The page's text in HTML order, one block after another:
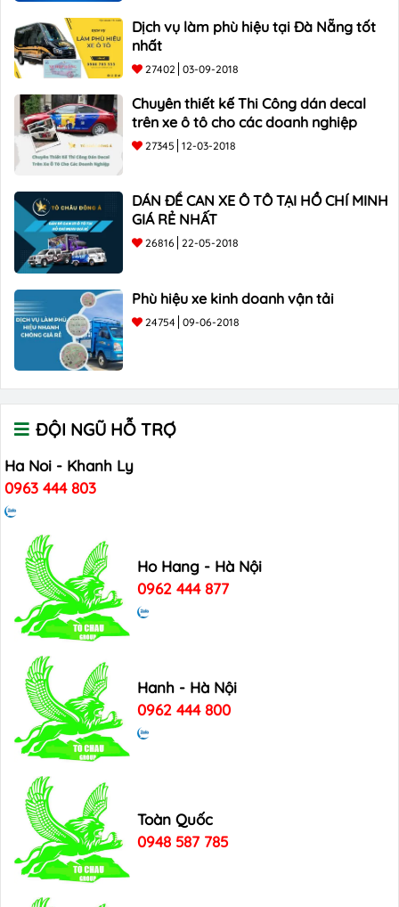
Dịch vụ làm phù hiệu tại Đà Nẵng tốt
nhất
27402 03-09-2018
Chuyên thiết kế Thi Công dán decal
trên xe ô tô cho các doanh nghiệp
27345 12-03-2018
DÁN ĐỀ CAN XE Ô TÔ TẠI HỒ CHÍ MINH
GIÁ RẺ NHẤT
26816 22-05-2018
Phù hiệu xe kinh doanh vận tải
24754 09-06-2018
ĐỘI NGŨ HỖ TRỢ
Ha Noi - Khanh Ly
0963 444 803
Ho Hang - Hà Nội
0962 444 877
Hanh - Hà Nội
0962 444 800
Toàn Quốc
0948 587 785